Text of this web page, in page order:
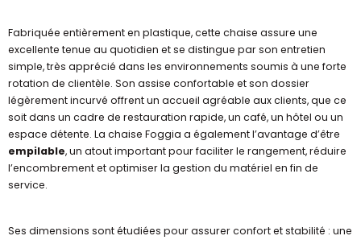
Fabriquée entièrement en plastique, cette chaise assure une
excellente tenue au quotidien et se distingue par son entretien
simple, très apprécié dans les environnements soumis à une forte
rotation de clientèle. Son assise confortable et son dossier
légèrement incurvé offrent un accueil agréable aux clients, que ce
soit dans un cadre de restauration rapide, un café, un hôtel ou un
espace détente. La chaise Foggia a également l’avantage d’être
empilable, un atout important pour faciliter le rangement, réduire
l’encombrement et optimiser la gestion du matériel en fin de
service.
Ses dimensions sont étudiées pour assurer confort et stabilité : une